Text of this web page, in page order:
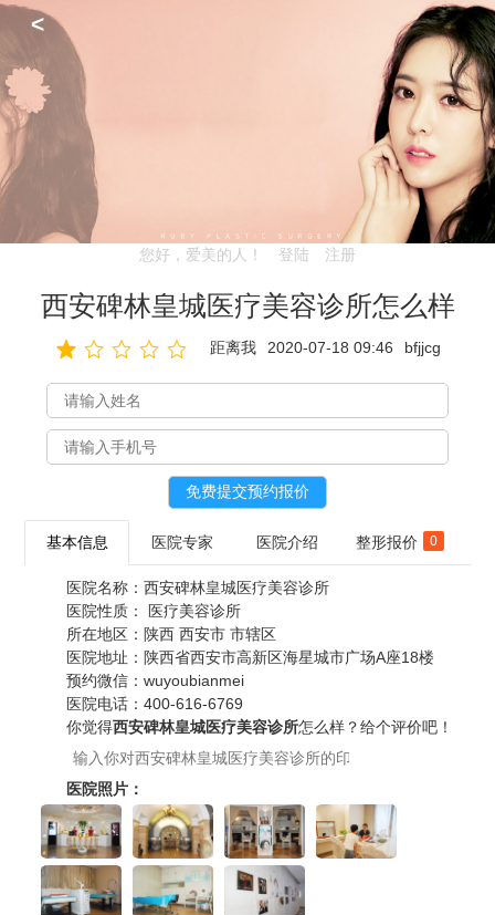
<
您好，爱美的人！ 登陆 注册
西安碑林皇城医疗美容诊所怎么样
距离我 2020-07-18 09:46 bfjjcg
基本信息 医院专家 医院介绍 整形报价 0
医院名称：西安碑林皇城医疗美容诊所
医院性质：
医疗美容诊所
所在地区： 陕西 西安市 市辖区
医院地址： 陕西省西安市高新区海星城市广场A座18楼
预约微信：wuyoubianmei
医院电话：400-616-6769
你觉得西安碑林皇城医疗美容诊所怎么样？给个评价吧！
医院照片：